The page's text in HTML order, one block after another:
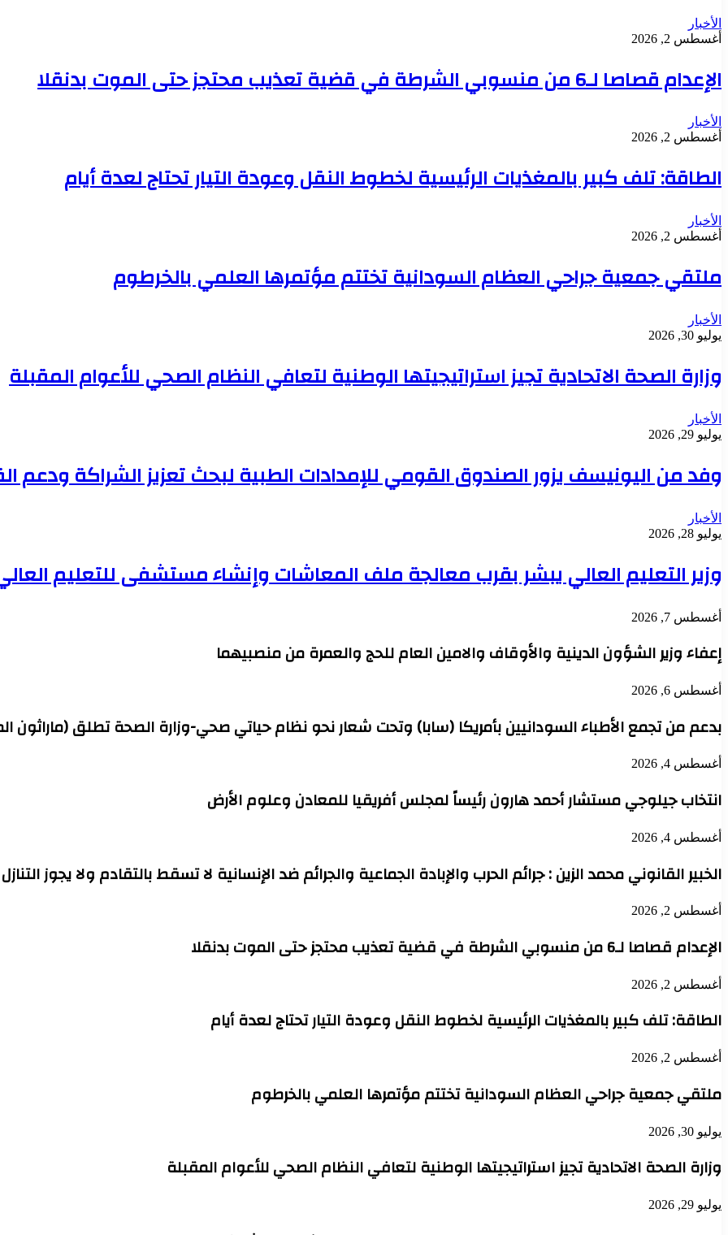
الأخبار
أغسطس 2, 2026
الإعدام قصاصا لـ6 من منسوبي الشرطة في قضية تعذيب محتجز حتى الموت بدنقلا
الأخبار
أغسطس 2, 2026
الطاقة: تلف كبير بالمغذيات الرئيسية لخطوط النقل وعودة التيار تحتاج لعدة أيام
الأخبار
أغسطس 2, 2026
ملتقي جمعية جراحي العظام السودانية تختتم مؤتمرها العلمي بالخرطوم
الأخبار
يوليو 30, 2026
وزارة الصحة الاتحادية تجيز استراتيجيتها الوطنية لتعافي النظام الصحي للأعوام المقبلة
الأخبار
يوليو 29, 2026
وفد من اليونيسف يزور الصندوق القومي للإمدادات الطبية لبحث تعزيز الشراكة ودعم
الأخبار
يوليو 28, 2026
وزير التعليم العالي يبشر بقرب معالجة ملف المعاشات وإنشاء مستشفى للتعليم
أغسطس 7, 2026
إعفاء وزير الشؤون الدينية والأوقاف والامين العام للحج والعمرة من منصبيهما
أغسطس 6, 2026
بدعم من تجمع الأطباء السودانيين بأمريكا (سابا) وتحت شعار نحو نظام حياتي صحي-وزارة الصحة تطلق (ماراثون
أغسطس 4, 2026
انتخاب جيلوجي مستشار أحمد هارون رئيساً لمجلس أفريقيا للمعادن وعلوم الأرض
أغسطس 4, 2026
الخبير القانوني محمد الزين : جرائم الحرب والإبادة الجماعية والجرائم ضد الإنسانية لا تسقط بالتقادم ولا يجوز
أغسطس 2, 2026
الإعدام قصاصا لـ6 من منسوبي الشرطة في قضية تعذيب محتجز حتى الموت بدنقلا
أغسطس 2, 2026
الطاقة: تلف كبير بالمغذيات الرئيسية لخطوط النقل وعودة التيار تحتاج لعدة أيام
أغسطس 2, 2026
ملتقي جمعية جراحي العظام السودانية تختتم مؤتمرها العلمي بالخرطوم
يوليو 30, 2026
وزارة الصحة الاتحادية تجيز استراتيجيتها الوطنية لتعافي النظام الصحي للأعوام المقبلة
يوليو 29, 2026